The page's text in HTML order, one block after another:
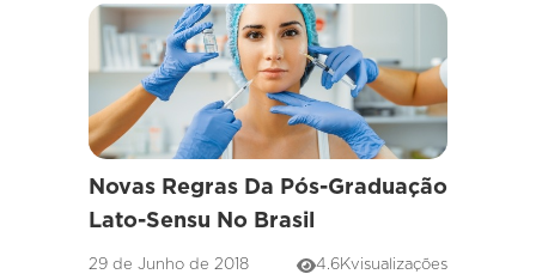
Novas Regras Da Pós-Graduação
Lato-Sensu No Brasil
29 de Junho de 2018 4.6Kvisualizações